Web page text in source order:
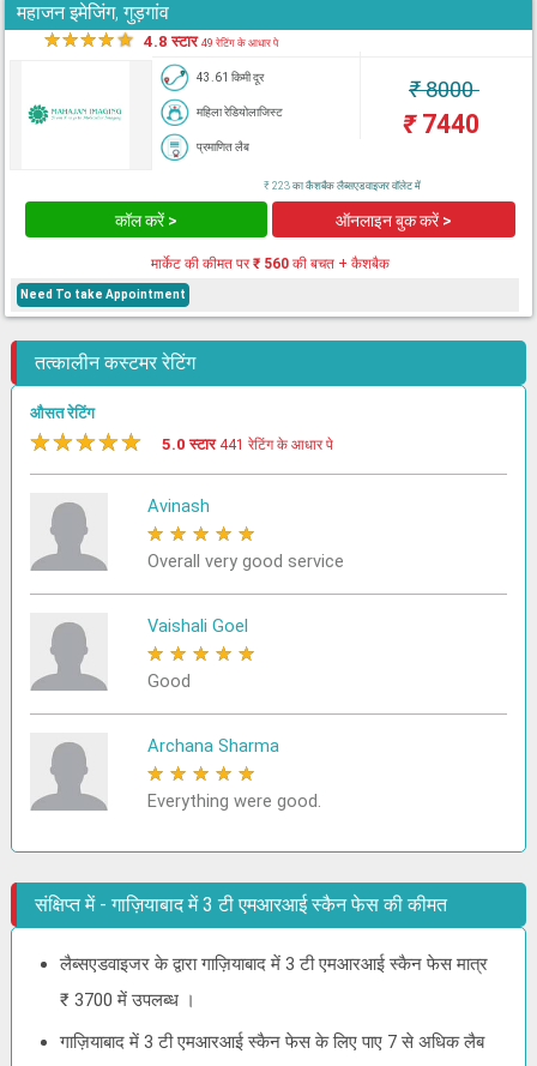
महाजन इमेजिंग, गुड़गांव
★★★★★ 4.8 स्टार49 रेटिंग के आधार पे
43.61 किमी दूर
महिला रेडियोलाजिस्ट
प्रमाणित लैब
₹8000
₹7440
₹ 223 का कैशबैक लैब्सएडवाइजर वॉलेट में
कॉल करें > ऑनलाइन बुक करें >
मार्केट की कीमत पर₹ 560की बचत + कैशबैक
Need To take Appointment
तत्कालीन कस्टमर रेटिंग
औसत रेटिंग
★★★★★ 5.0 स्टार 441 रेटिंग के आधार पे
Avinash
★ ★ ★ ★ ★
Overall very good service
Vaishali Goel
★ ★ ★ ★ ★
Good
Archana Sharma
★ ★ ★ ★ ★
Everything were good.
संक्षिप्त में - गाज़ियाबाद में 3 टी एमआरआई स्कैन फेस की कीमत
लैब्सएडवाइजर के द्वारा गाज़ियाबाद में 3 टी एमआरआई स्कैन फेस मात्र
₹ 3700 में उपलब्ध ।
गाज़ियाबाद में 3 टी एमआरआई स्कैन फेस के लिए पाए 7 से अधिक लैब